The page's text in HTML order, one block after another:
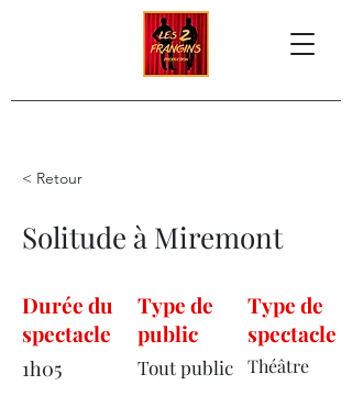
< Retour
Solitude à Miremont
Durée du
spectacle
1h05
Type de
public
Tout public
Type de
spectacle
Théâtre